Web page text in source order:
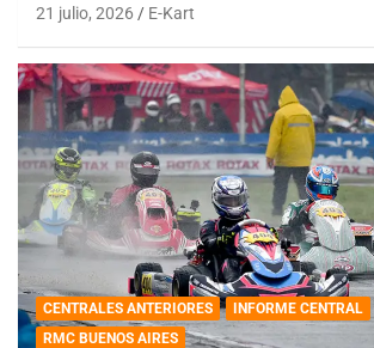
21 julio, 2026 E-Kart
CENTRALES ANTERIORES
INFORME CENTRAL
RMC BUENOS AIRES